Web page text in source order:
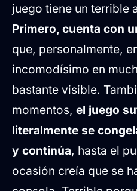
juego tiene un terrible
Primero, cuenta con
que, personalmente,
incomodísimo en
bastante visible.
momentos, el juego
literalmente se
y continúa, hasta el
ocasión creía que se